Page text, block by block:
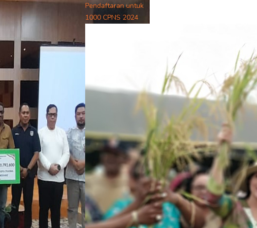
Pendaftaran untuk
1000 CPNS 2024